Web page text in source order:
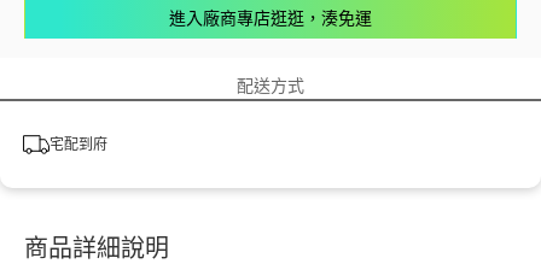
進入廠商專店逛逛，湊免運
配送方式
宅配到府
商品詳細說明